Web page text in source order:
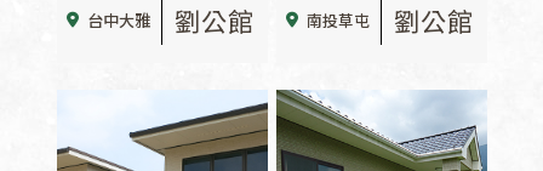
台中大雅 劉公館 南投草屯 劉公館